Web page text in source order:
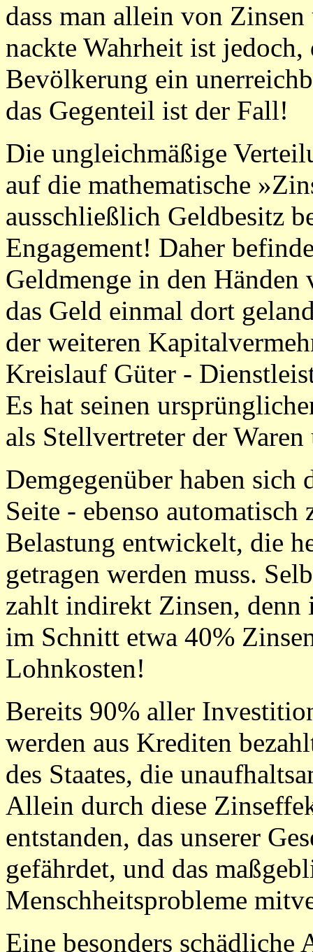
dass man allein von
nackte Wahrheit ist jedoch,
Bevölkerung ein
das Gegenteil ist der Fall!
Die ungleichmäßige
auf die mathematische
ausschließlich Geldbesitz
Engagement! Daher
Geldmenge in den
das Geld einmal dort
der weiteren
Kreislauf Güter -
Es hat seinen
als Stellvertreter der
Demgegenüber haben sich
Seite - ebenso
Belastung entwickelt, die
getragen werden muss.
zahlt indirekt Zinsen, denn
im Schnitt etwa 40%
Lohnkosten!
Bereits 90% aller
werden aus Krediten
des Staates, die
Allein durch diese
entstanden, das unserer
gefährdet, und das
Menschheitsprobleme
Eine besonders